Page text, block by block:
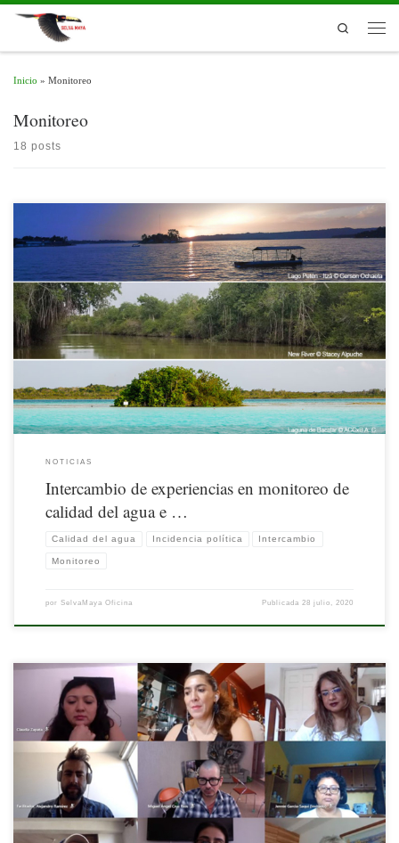
Skip to content
Search
Inicio » Monitoreo
Monitoreo
18 posts
Nunca ha sido tan apremiante cuidar los recursos hídricos como ahora.
NOTICIAS
Intercambio de experiencias en monitoreo de
calidad del agua e …
Calidad del agua Incidencia política Intercambio
Monitoreo
por SelvaMaya Oficina Publicada28 julio, 2020
Comunicar información relevante tanto a la ciudadanía, como a tomadores de
decisión política, es parte de las labores de conservación y desarrollo sostenible